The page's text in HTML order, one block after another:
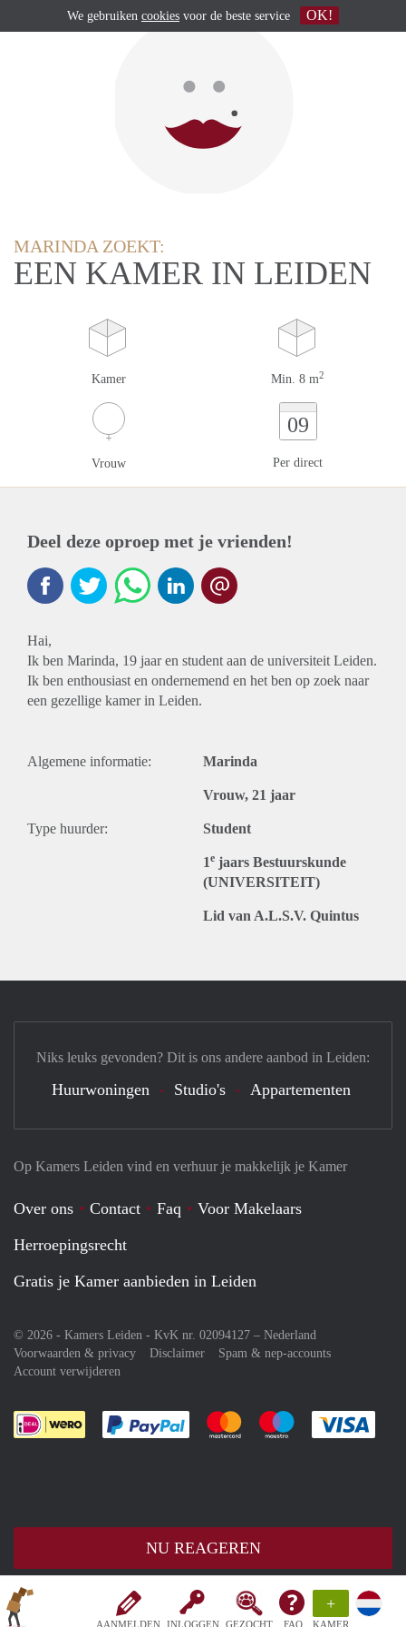
AANMELDEN INLOGGEN GEZOCHT FAQ
+
KAMER
MARINDA ZOEKT:
EEN KAMER IN LEIDEN
Kamer Min. 8 m2
Vrouw
09
Per direct
Deel deze oproep met je vrienden!
Hai,
Ik ben Marinda, 19 jaar en student aan de universiteit Leiden.
Ik ben enthousiast en ondernemend en het ben op zoek naar
een gezellige kamer in Leiden.
Algemene informatie: Marinda
Vrouw, 21 jaar
Type huurder: Student
1e jaars Bestuurskunde
(UNIVERSITEIT)
Lid van A.L.S.V. Quintus
NU REAGEREN
Op Kamers Leiden vind en verhuur je makkelijk je Kamer
Over ons Contact Faq
Voor Makelaars
Herroepingsrecht
Gratis je Kamer aanbieden in Leiden
© 2026 - Kamers Leiden - KvK nr. 02094127 – Nederland
Voorwaarden & privacy
Disclaimer
Spam & nep-accounts
Account verwijderen
Je rekent gemakkelijk af met Paypal
Je rekent gemakkelijk af met
Je rekent
Niks leuks gevonden? Dit is ons andere aanbod in Leiden:
Huurwoningen Studio's Appartementen
We gebruiken cookies voor de beste service OK!